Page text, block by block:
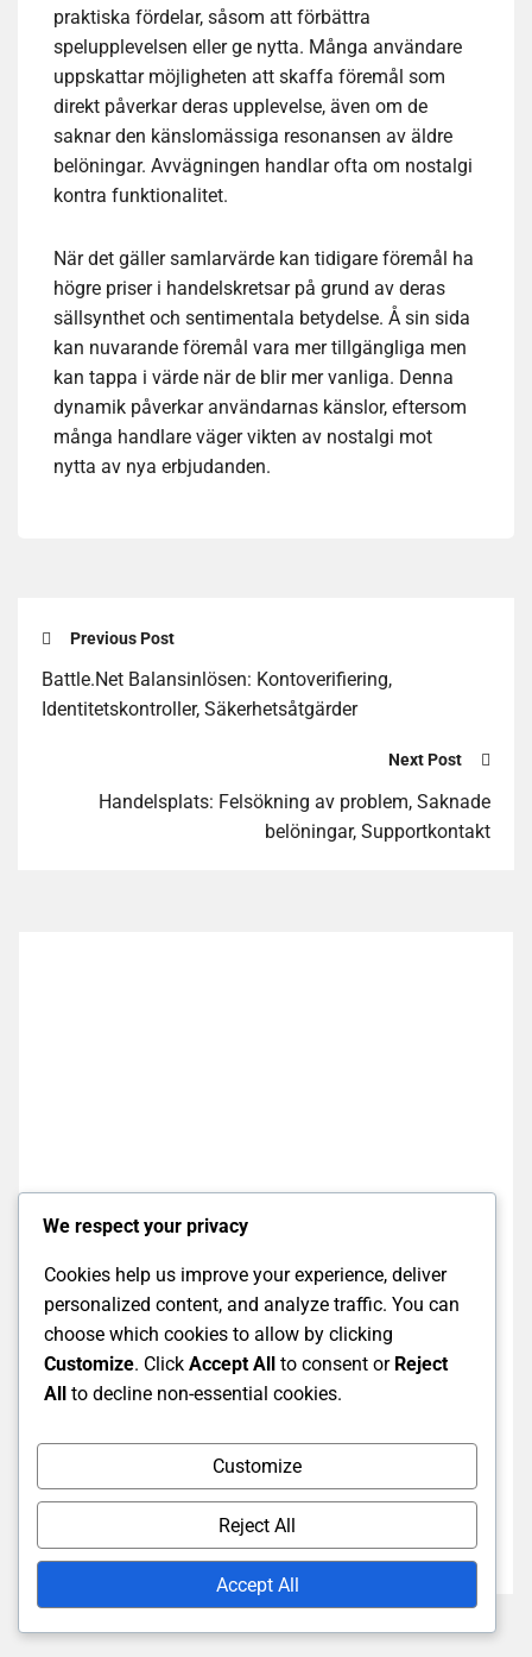
praktiska fördelar, såsom att förbättra
spelupplevelsen eller ge nytta. Många användare
uppskattar möjligheten att skaffa föremål som
direkt påverkar deras upplevelse, även om de
saknar den känslomässiga resonansen av äldre
belöningar. Avvägningen handlar ofta om nostalgi
kontra funktionalitet.
När det gäller samlarvärde kan tidigare föremål ha
högre priser i handelskretsar på grund av deras
sällsynthet och sentimentala betydelse. Å sin sida
kan nuvarande föremål vara mer tillgängliga men
kan tappa i värde när de blir mer vanliga. Denna
dynamik påverkar användarnas känslor, eftersom
många handlare väger vikten av nostalgi mot
nytta av nya erbjudanden.
Previous Post
Battle.Net Balansinlösen: Kontoverifiering,
Identitetskontroller, Säkerhetsåtgärder
Next Post
Handelsplats: Felsökning av problem, Saknade
belöningar, Supportkontakt
MARISSACALDWELL-41E0
En passionerad spelare och entusiast av World of
Warcraft, Marissa tillbringar sina dagar med att
utforska Azeroth och dela med sig av sina insikter om
de senaste speluppdateringarna. Med en talang för att
upptäcka dolda skatter och maximera belöningar,
Battle.net Balance och Twitch Drops. När hon inte
deltar i raider med sin guild, tycker Marissa om att
skapa detaljerade guider för att hjälpa andra att
navigera i den ständigt föränderliga världen av WoW.
We respect your privacy
Cookies help us improve your experience, deliver
personalized content, and analyze traffic. You can
choose which cookies to allow by clicking
Customize. Click Accept All to consent or Reject
All to decline non-essential cookies.
Customize
Reject All
Accept All